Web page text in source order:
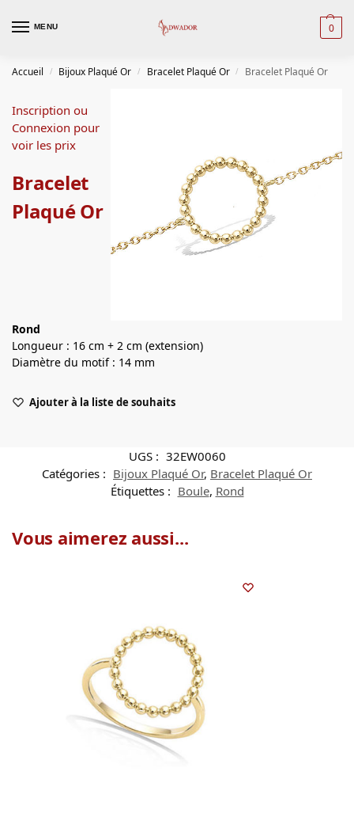
MENU 0
Accueil / Bijoux Plaqué Or / Bracelet Plaqué Or / Bracelet Plaqué Or
Inscription ou
Connexion pour
voir les prix
Bracelet
Plaqué Or
Rond
Longueur : 16 cm + 2 cm (extension)
Diamètre du motif : 14 mm
Ajouter à la liste de souhaits
UGS : 32EW0060
Catégories : Bijoux Plaqué Or, Bracelet Plaqué Or
Étiquettes : Boule, Rond
Vous aimerez aussi...